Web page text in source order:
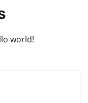
world!